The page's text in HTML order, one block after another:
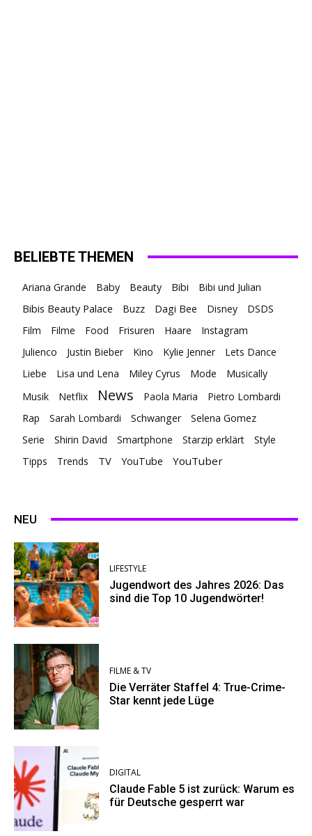
BELIEBTE THEMEN
Ariana Grande Baby Beauty Bibi Bibi und Julian
Bibis Beauty Palace Buzz Dagi Bee Disney
DSDS
Film
Filme Food Frisuren Haare
Instagram
Julienco
Justin Bieber Kino Kylie Jenner
Lets Dance
Liebe
Lisa und Lena Miley Cyrus Mode
Musically
Musik
Netflix News Paola Maria
Pietro Lombardi
Rap
Sarah Lombardi Schwanger
Selena Gomez
Serie
Shirin David Smartphone Starzip erklärt
Style
Tipps
Trends TV YouTube YouTuber
NEU
LIFESTYLE
Jugendwort des Jahres 2026: Das
sind die Top 10 Jugendwörter!
FILME & TV
Die Verräter Staffel 4: True-Crime-
Star kennt jede Lüge
DIGITAL
Claude Fable 5 ist zurück: Warum es
für Deutsche gesperrt war